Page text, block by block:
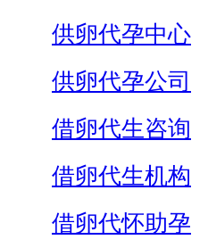
供卵代孕中心
供卵代孕公司
借卵代生咨询
借卵代生机构
借卵代怀助孕